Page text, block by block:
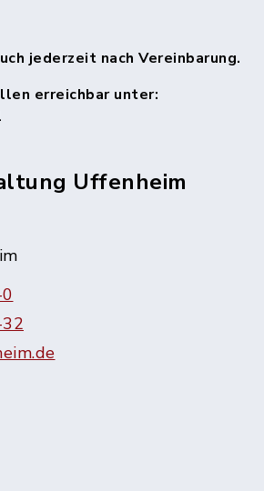
jederzeit nach Vereinbarung.
erreichbar unter:
Uffenheim